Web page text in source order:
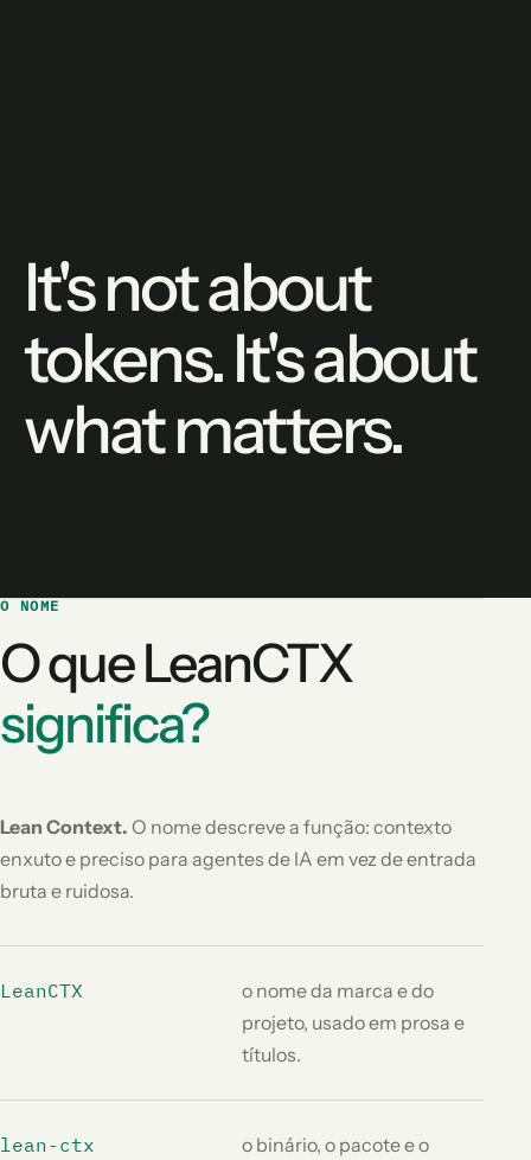
It's not about
tokens. It's about
what matters.
O NOME
O que LeanCTX
significa?
Lean Context. O nome descreve a função: contexto
enxuto e preciso para agentes de IA em vez de entrada
bruta e ruidosa.
LeanCTX
o nome da marca e do
projeto, usado em prosa e
títulos.
lean-ctx
o binário, o pacote e o